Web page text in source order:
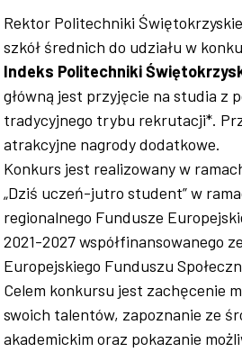
Rektor Politechniki
szkół średnich do udziału w
Indeks Politechniki
główną jest przyjęcie na studia z
tradycyjnego trybu rekrutacji*.
atrakcyjne nagrody dodatkowe.
Konkurs jest realizowany w
„Dziś uczeń-jutro student” w
regionalnego Fundusze
2021-2027 współfinansowanego
Europejskiego Funduszu
Celem konkursu jest zachęcenie
swoich talentów, zapoznanie ze
akademickim oraz pokazanie
Kontakt